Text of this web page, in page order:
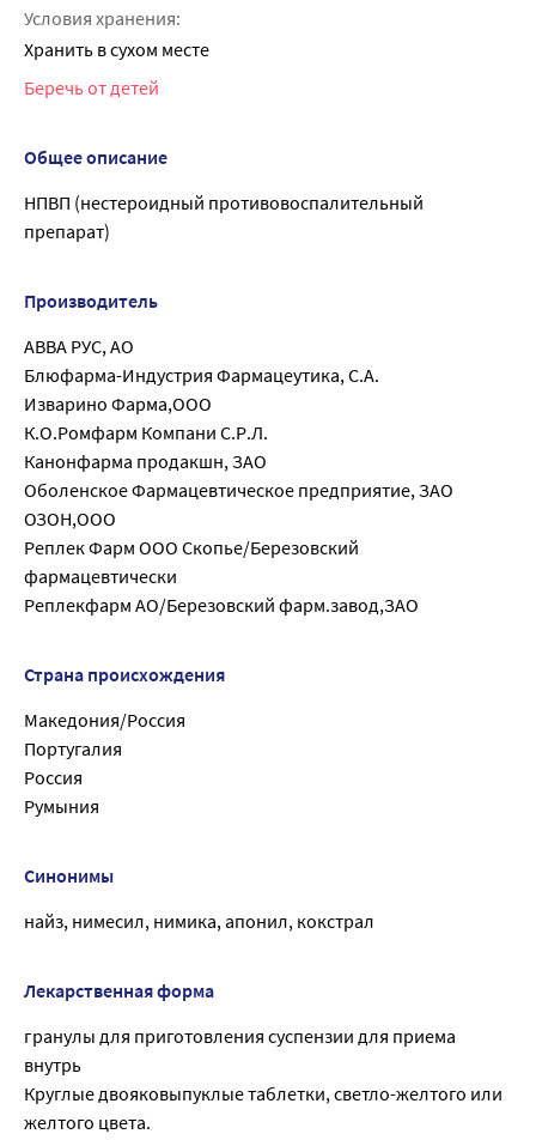
Условия хранения:
Хранить в сухом месте
Беречь от детей
Общее описание
НПВП (нестероидный противовоспалительный
препарат)
Производитель
АВВА РУС, АО
Блюфарма-Индустрия Фармацеутика, С.А.
Изварино Фарма,ООО
К.О.Ромфарм Компани С.Р.Л.
Канонфарма продакшн, ЗАО
Оболенское Фармацевтическое предприятие, ЗАО
ОЗОН,ООО
Реплек Фарм ООО Скопье/Березовский
фармацевтически
Реплекфарм АО/Березовский фарм.завод,ЗАО
Страна происхождения
Македония/Россия
Португалия
Россия
Румыния
Синонимы
найз, нимесил, нимика, апонил, кокстрал
Лекарственная форма
гранулы для приготовления суспензии для приема
внутрь
Круглые двояковыпуклые таблетки, светло-желтого или
желтого цвета.